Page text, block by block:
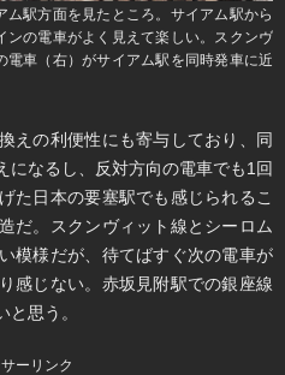
駅方面を見たところ。サイアム駅から
の電車がよく見えて楽しい。スクンヴ
電車（右）がサイアム駅を同時発車に近
えの利便性にも寄与しており、同
になるし、反対方向の電車でも1回
た日本の要塞駅でも感じられるこ
だ。スクンヴィット線とシーロム
模様だが、待てばすぐ次の電車が
感じない。赤坂見附駅での銀座線
思う。
ーリンク